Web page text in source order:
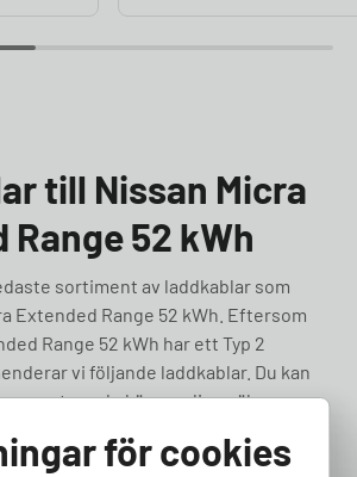
till Nissan Micra
Range 52 kWh
sortiment av laddkablar som
Extended Range 52 kWh. Eftersom
Range 52 kWh har ett Typ 2
vi följande laddkablar. Du kan
om du känner dig osäker.
för cookies